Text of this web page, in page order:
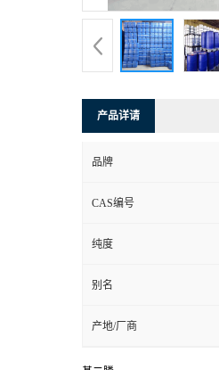
产品详请
品牌
CAS编号
纯度
别名
产地/厂商